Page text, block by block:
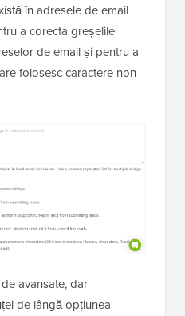
în adresele de email
a corecta greșelile
de email și pentru a
folosesc caractere non-
avansate, dar
de lângă opțiunea